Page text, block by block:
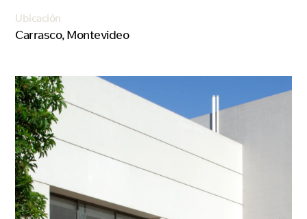
Ubicación
Carrasco, Montevideo